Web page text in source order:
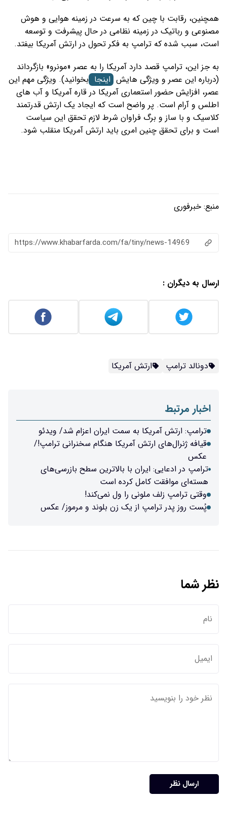
همچنین، رقابت با چین که به سرعت در زمینه هوایی و هوش
مصنوعی و رباتیک در زمینه نظامی در حال پیشرفت و توسعه
است، سبب شده که ترامپ به فکر تحول در ارتش آمریکا بیفتد.
به جز این، ترامپ قصد دارد آمریکا را به عصر «مونرو» بازگرداند
(درباره این عصر و ویژگی هایش اینجا بخوانید). ویژگی مهم این
عصر، افزایش حضور استعماری آمریکا در قاره آمریکا و آب های
اطلس و آرام است. پر واضح است که ایجاد یک ارتش قدرتمند
کلاسیک و با ساز و برگ فراوان شرط لازم تحقق این سیاست
است و برای تحقق چنین امری باید ارتش آمریکا منقلب شود.
منبع: خبرفوری
https://www.khabarfarda.com/fa/tiny/news-14969
ارسال به دیگران :
دونالد ترامپ ارتش آمریکا
اخبار مرتبط
ترامپ: ارتش آمریکا به سمت ایران اعزام شد/ ویدئو
قیافه ژنرال‌های ارتش آمریکا هنگام سخنرانی ترامپ!/
عکس
ترامپ در ادعایی: ایران با بالاترین سطح بازرسی‌های
هسته‌ای موافقت کامل کرده است
وقتی ترامپ زلف ملونی را ول نمی‌کند!
پُست روز پدر ترامپ از یک زن بلوند و مرموز/ عکس
نظر شما
ارسال نظر